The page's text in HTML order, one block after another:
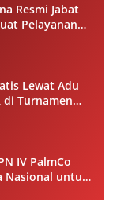
Resmi Jabat
Pelayanan
Lewat Adu
di Turnamen
IV PalmCo
Nasional untuk